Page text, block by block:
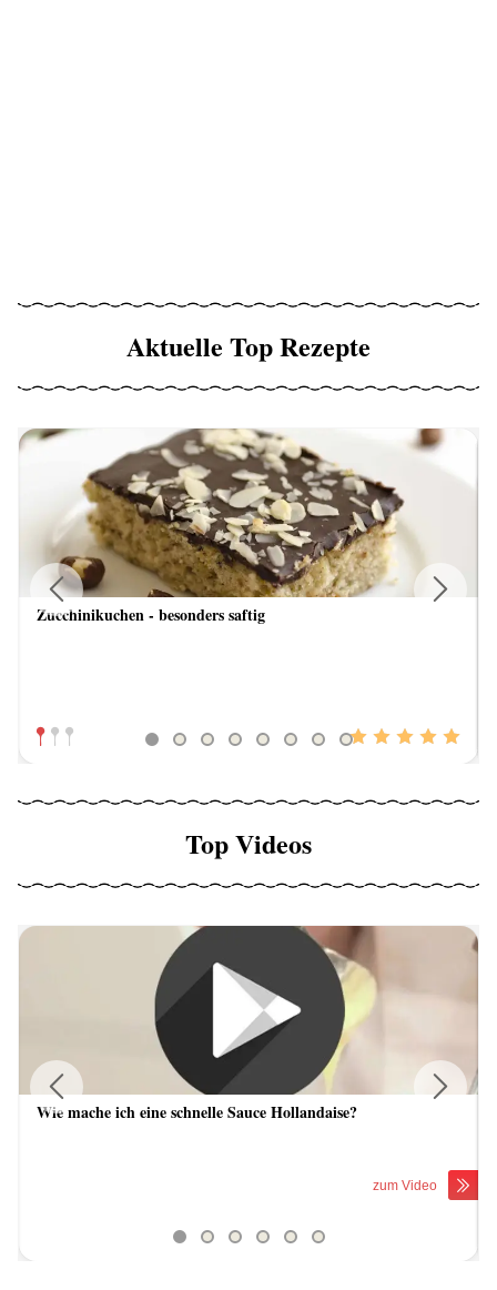
Aktuelle Top Rezepte
Zucchinikuchen - besonders saftig
Previous
Top Videos
Wie mache ich eine schnelle Sauce Hollandaise?
zum Video
Previous